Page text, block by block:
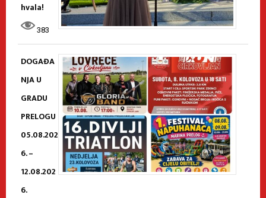
hvala!
383
DOGAĐA
NJA U
GRADU
PRELOGU
05.08.202
6. –
12.08.202
6.